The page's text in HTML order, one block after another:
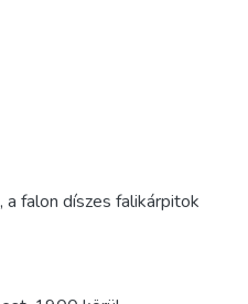
a falon díszes falikárpitok